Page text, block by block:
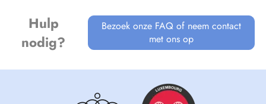
Hulp
nodig?
Bezoek onze FAQ of neem contact
met ons op